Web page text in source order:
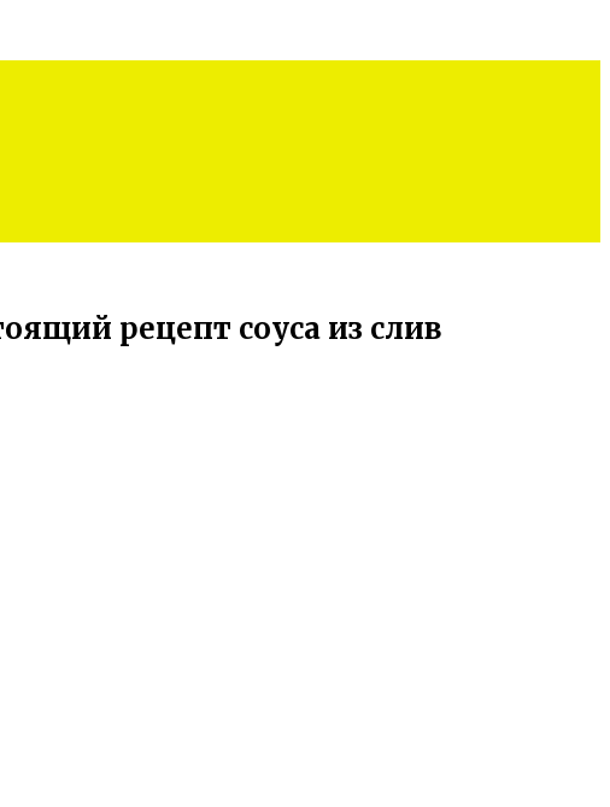
рецепт соуса из слив